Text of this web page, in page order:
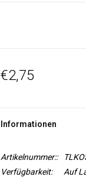
€2,75
Informationen
Artikelnummer::
Verfügbarkeit:
Auf